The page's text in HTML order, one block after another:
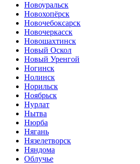
Новоуральск
Новохопёрск
Новочебоксарск
Новочеркасск
Новошахтинск
Новый Оскол
Новый Уренгой
Ногинск
Нолинск
Норильск
Ноябрьск
Нурлат
Нытва
Нюрба
Нягань
Нязелетворск
Няндома
Облучье